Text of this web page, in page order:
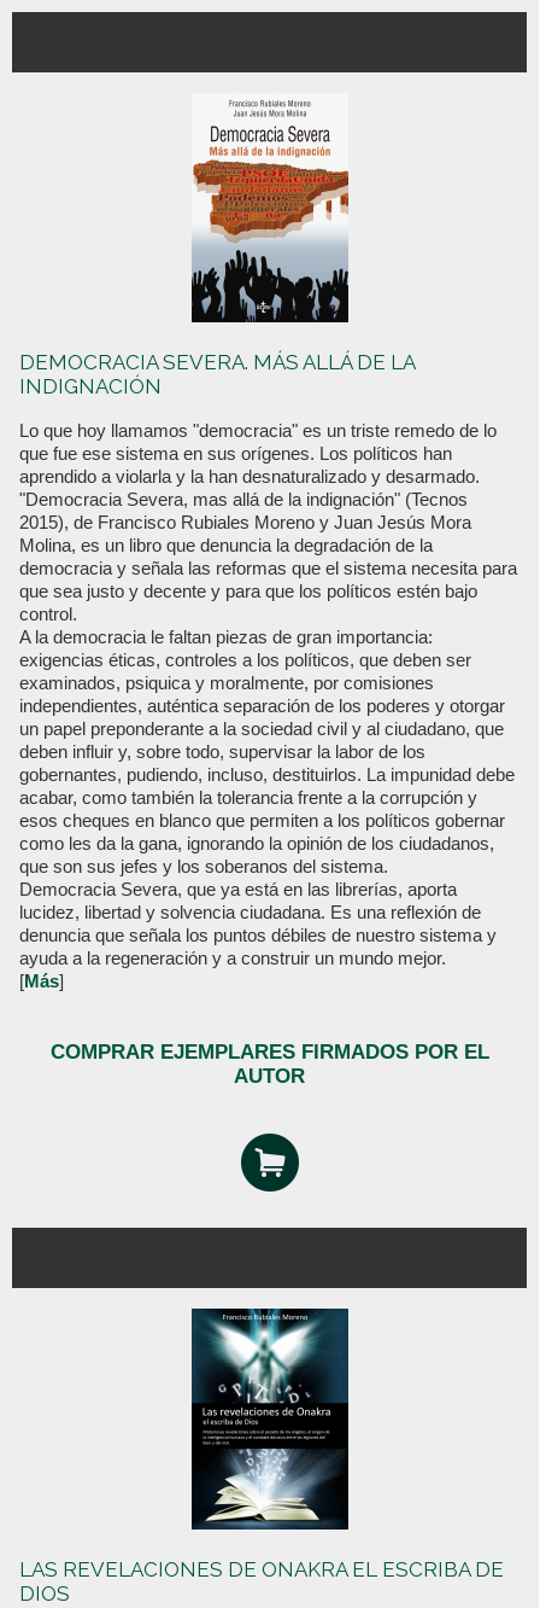
DEMOCRACIA SEVERA. MÁS ALLÁ DE LA
INDIGNACIÓN
Lo que hoy llamamos "democracia" es un triste remedo de lo
que fue ese sistema en sus orígenes. Los políticos han
aprendido a violarla y la han desnaturalizado y desarmado.
"Democracia Severa, mas allá de la indignación" (Tecnos
2015), de Francisco Rubiales Moreno y Juan Jesús Mora
Molina, es un libro que denuncia la degradación de la
democracia y señala las reformas que el sistema necesita para
que sea justo y decente y para que los políticos estén bajo
control.
A la democracia le faltan piezas de gran importancia:
exigencias éticas, controles a los políticos, que deben ser
examinados, psiquica y moralmente, por comisiones
independientes, auténtica separación de los poderes y otorgar
un papel preponderante a la sociedad civil y al ciudadano, que
deben influir y, sobre todo, supervisar la labor de los
gobernantes, pudiendo, incluso, destituirlos. La impunidad debe
acabar, como también la tolerancia frente a la corrupción y
esos cheques en blanco que permiten a los políticos gobernar
como les da la gana, ignorando la opinión de los ciudadanos,
que son sus jefes y los soberanos del sistema.
Democracia Severa, que ya está en las librerías, aporta
lucidez, libertad y solvencia ciudadana. Es una reflexión de
denuncia que señala los puntos débiles de nuestro sistema y
ayuda a la regeneración y a construir un mundo mejor.
[Más]
COMPRAR EJEMPLARES FIRMADOS POR EL
AUTOR
LAS REVELACIONES DE ONAKRA EL ESCRIBA DE
DIOS